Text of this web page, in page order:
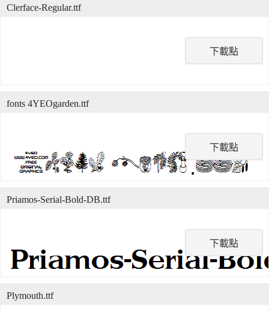
下載點
Clerface-Regular.ttf
下載點
fonts 4YEOgarden.ttf
下載點
Priamos-Serial-Bold-DB.ttf
Plymouth.ttf